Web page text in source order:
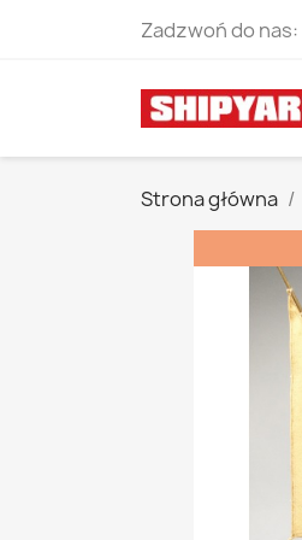
Zadzwoń do nas:
Strona główna